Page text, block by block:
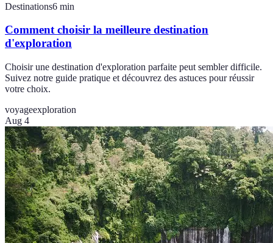
Destinations6 min
Comment choisir la meilleure destination
d'exploration
Choisir une destination d'exploration parfaite peut sembler difficile.
Suivez notre guide pratique et découvrez des astuces pour réussir
votre choix.
voyageexploration
Aug 4